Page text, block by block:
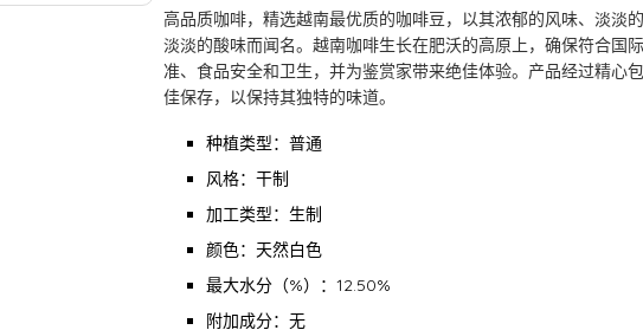
高品质咖啡，精选越南最优质的咖啡豆，以其浓郁的风味、淡淡
淡淡的酸味而闻名。越南咖啡生长在肥沃的高原上，确保符合国
准、食品安全和卫生，并为鉴赏家带来绝佳体验。产品经过精心
佳保存，以保持其独特的味道。
种植类型：普通
风格：干制
加工类型：生制
颜色：天然白色
最大水分（%）：12.50%
附加成分：无